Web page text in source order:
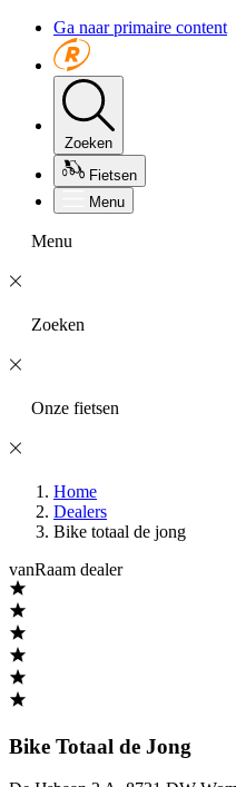
Ga naar primaire content
Zoeken
Fietsen
Menu
Menu
Zoeken
Onze fietsen
Home
Dealers
Bike totaal de jong
vanRaam dealer
Bike Totaal de Jong